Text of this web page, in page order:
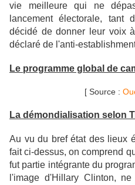
vie meilleure qui ne
lancement électorale,
tant
décidé de donner leur voix
déclaré de l'anti-
Le programme global de
[ Source :
La démondialisation selon
Au vu du bref état des lieux
fait ci-dessus, on comprend
fut partie intégrante du
l'image d'Hillary Clinton,